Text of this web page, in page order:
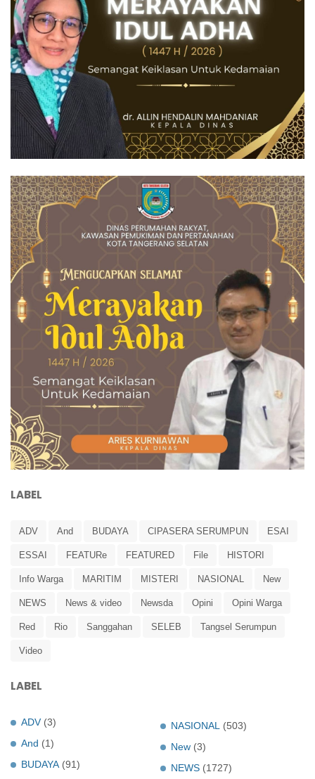
LABEL
ADV And BUDAYA CIPASERA SERUMPUN ESAI
ESSAI FEATURe FEATURED File HISTORI
Info Warga MARITIM MISTERI NASIONAL New
NEWS News & video Newsda Opini Opini Warga
Red Rio Sanggahan SELEB Tangsel Serumpun
Video
LABEL
ADV (3)
And (1)
BUDAYA (91)
NASIONAL
(503)
New (3)
NEWS (1727)